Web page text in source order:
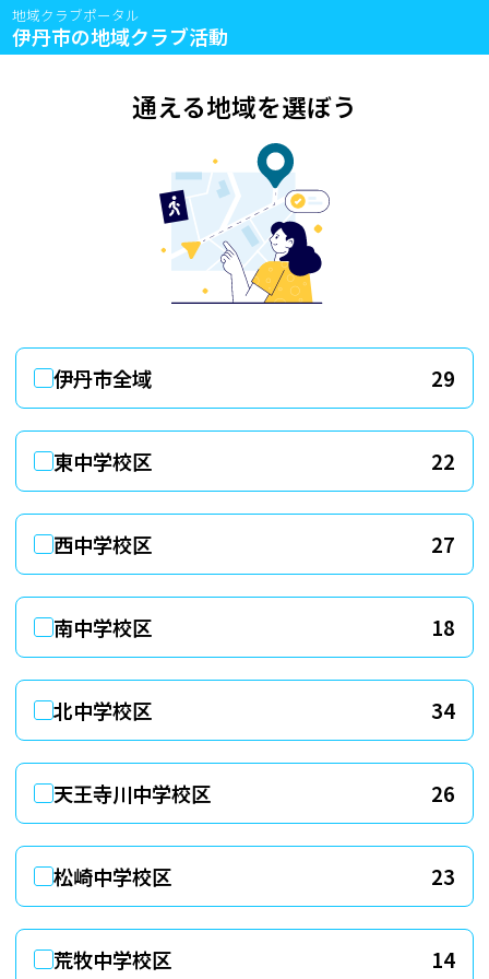
地域クラブポータル
伊丹市の地域クラブ活動
通える地域を選ぼう
伊丹市全域
東中学校区
西中学校区
南中学校区
北中学校区
天王寺川中学校区
松崎中学校区
荒牧中学校区